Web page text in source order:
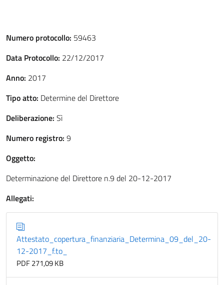
Numero protocollo: 59463
Data Protocollo: 22/12/2017
Anno: 2017
Tipo atto: Determine del Direttore
Deliberazione: Sì
Numero registro: 9
Oggetto:
Determinazione del Direttore n.9 del 20-12-2017
Allegati:
Attestato_copertura_finanziaria_Determina_09_del_20-
12-2017_f.to_
PDF 271,09 KB